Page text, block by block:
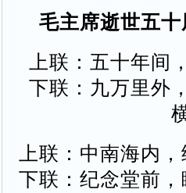
毛主席逝世五
上联：五十年间
下联：九万里外
上联：中南海内
下联：纪念堂前